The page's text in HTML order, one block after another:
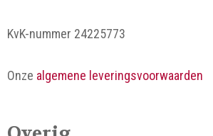
KvK-nummer 24225773
Onze algemene leveringsvoorwaarden